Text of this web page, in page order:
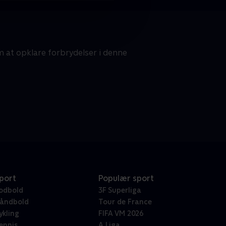
at opklare forbrydelser i denne
Populær sport
3F Superliga
Tour de France
FIFA VM 2026